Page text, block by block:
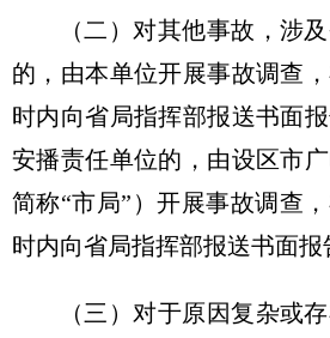
（二）对其他事故，涉
的，由本单位开展事故调查
时内向省局指挥部报送书面
安播责任单位的，由设区市
简称“市局”）开展事故调查
时内向省局指挥部报送书面报
（三）对于原因复杂或